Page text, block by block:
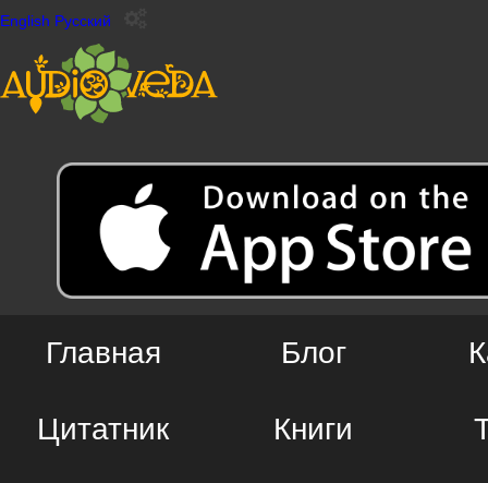
English Русский
Главная Блог
Цитатник Книги